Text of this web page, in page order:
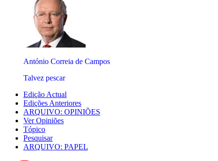
António Correia de Campos
Talvez pescar
Edição Actual
Edições Anteriores
ARQUIVO: OPINIÕES
Ver Opiniões
Tópico
Pesquisar
ARQUIVO: PAPEL